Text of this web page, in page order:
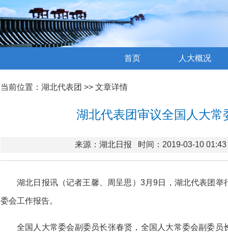
首页 人大概况
当前位置： 湖北代表团 >> 文章详情
湖北代表团审议全国人大常
来源：湖北日报 时间：2019-03-10 01:43
湖北日报讯（记者王馨、周呈思）3月9日，湖北代表团
委会工作报告。
全国人大常委会副委员长张春贤，全国人大常委会副委